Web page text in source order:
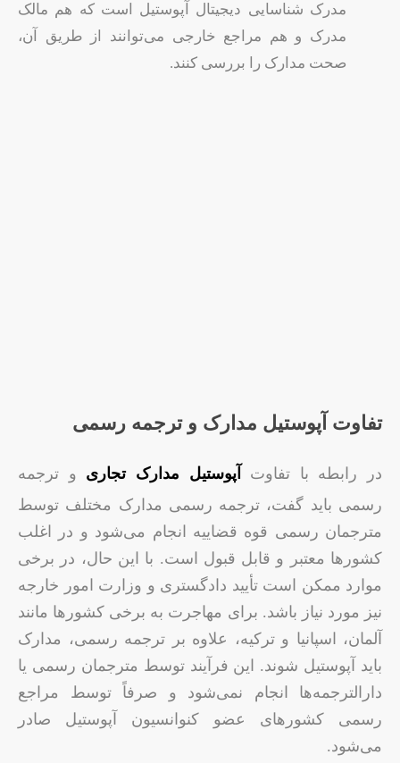
مدرک شناسایی دیجیتال آپوستیل است که هم مالک
مدرک و هم مراجع خارجی می‌توانند از طریق آن،
صحت مدارک را بررسی کنند.
تفاوت آپوستیل مدارک و ترجمه رسمی
در رابطه با تفاوت آپوستیل مدارک تجاری و ترجمه
رسمی باید گفت، ترجمه رسمی مدارک مختلف توسط
مترجمان رسمی قوه قضاییه انجام می‌شود و در اغلب
کشورها معتبر و قابل قبول است. با این حال، در برخی
موارد ممکن است تأیید دادگستری و وزارت امور خارجه
نیز مورد نیاز باشد. برای مهاجرت به برخی کشورها مانند
آلمان، اسپانیا و ترکیه، علاوه بر ترجمه رسمی، مدارک
باید آپوستیل شوند. این فرآیند توسط مترجمان رسمی یا
دارالترجمه‌ها انجام نمی‌شود و صرفاً توسط مراجع
رسمی کشورهای عضو کنوانسیون آپوستیل صادر
می‌شود.